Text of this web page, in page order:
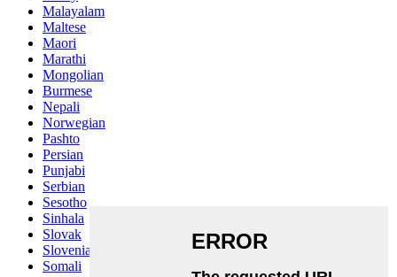
Malayalam
Maltese
Maori
Marathi
Mongolian
Burmese
Nepali
Norwegian
Pashto
Persian
Punjabi
Serbian
Sesotho
Sinhala
Slovak
Slovenian
Somali